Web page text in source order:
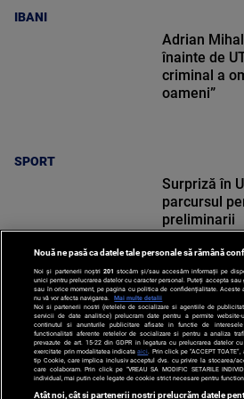
IBANI
SPORT
Adrian
înainte de
criminal a
oameni”
SPORT
Surpriză în
parcursul
preliminarii
Nouă ne pasă ca datele tale personale să rămână
Noi și partenerii noștri 201 stocăm și/sau accesăm informații pe
unici pentru prelucrarea datelor cu caracter personal. Puteți accepta
sau în orice moment, pe pagina cu politica de confidențialitate. Aceste
nu vă vor afecta navigarea.
Mai multe detalii
Noi si partenerii nostri (retelele de socializare si agentiile de
servicii de date analitice) prelucram date pentru a permite website-
continutul si anunturile publicitare afisate in functie de
functionalitati aferente retelelor de socializare si pentru a analiza
prevazute de art. 15-22 din GDPR in legatura cu prelucrarea datelor
exercitate prin modalitatea indicataaici . Prin click pe “ACCEPT
tip Cookie, care implica inclusiv acceptul dvs. cu privire la stocarea/
care colaboram. Prin click pe “VREAU SA MODIFIC SETARILE
individual, mai putin cele legate de cookie strict necesare pentru
Atât noi, cât și partenerii noștri prelucrăm datele